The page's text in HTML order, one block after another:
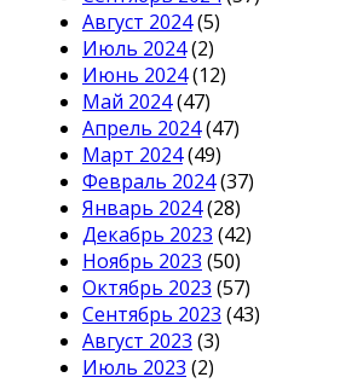
Август 2024(5)
Июль 2024(2)
Июнь 2024(12)
Май 2024(47)
Апрель 2024(47)
Март 2024(49)
Февраль 2024(37)
Январь 2024(28)
Декабрь 2023 (42)
Ноябрь 2023 (50)
Октябрь 2023 (57)
Сентябрь 2023 (43)
Август 2023 (3)
Июль 2023 (2)